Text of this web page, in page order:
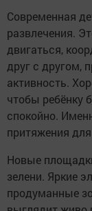
Современная
развлечения.
двигаться,
друг с другом,
активность.
чтобы ребёнку
спокойно.
притяжения
Новые
зелени. Яркие
продуманные